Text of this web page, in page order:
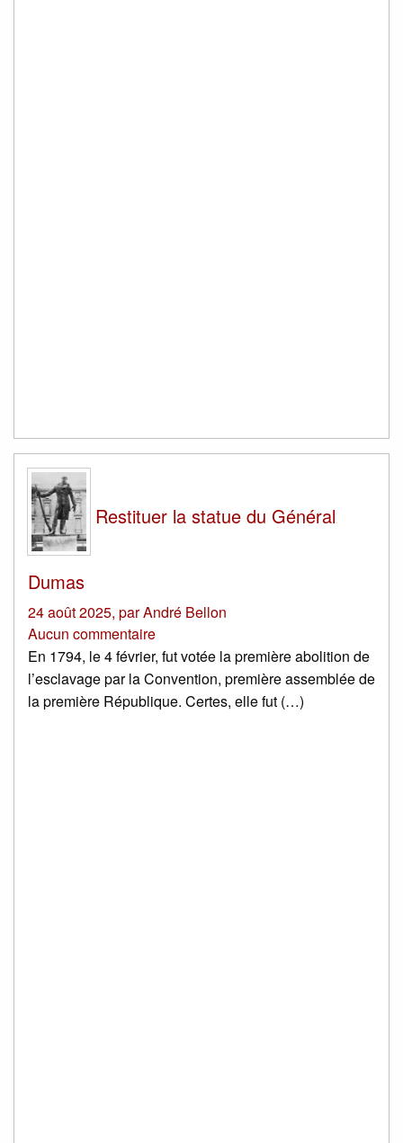
Restituer la statue du Général
Dumas
24 août 2025, parAndré Bellon
Aucun commentaire
En 1794, le 4 février, fut votée la première abolition de
l’esclavage par la Convention, première assemblée de
la première République. Certes, elle fut (…)